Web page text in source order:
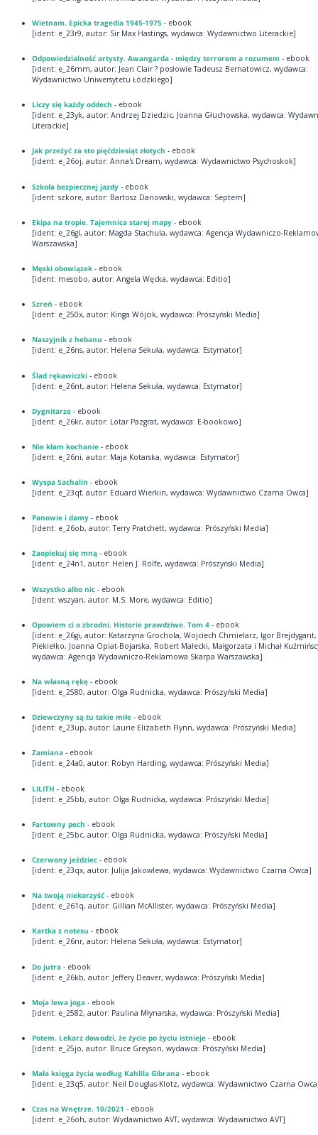
Wietnam. Epicka tragedia 1945-1975- ebook
[ident: e_23r9, autor: Sir Max Hastings, wydawca: Wydawnictwo Literackie]
Odpowiedzialność artysty. Awangarda - między terrorem a rozumem - ebook
[ident: e_26mm, autor: Jean Clair ? posłowie Tadeusz Bernatowicz, wydawca:
Wydawnictwo Uniwersytetu Łódzkiego]
Liczy się każdy oddech - ebook
[ident: e_23yk, autor: Andrzej Dziedzic, Joanna Głuchowska, wydawca:
Literackie]
Jak przeżyć za sto pięćdziesiąt złotych - ebook
[ident: e_26oj, autor: Anna's Dream, wydawca: Wydawnictwo Psychoskok]
Szkoła bezpiecznej jazdy- ebook
[ident: szkore, autor: Bartosz Danowski, wydawca: Septem]
Ekipa na tropie. Tajemnica starej mapy- ebook
[ident: e_26gl, autor: Magda Stachula, wydawca: Agencja Wydawniczo-
Warszawska]
Męski obowiązek- ebook
[ident: mesobo, autor: Angela Węcka, wydawca: Editio]
Szreń - ebook
[ident: e_250x, autor: Kinga Wójcik, wydawca: Prószyński Media]
Naszyjnik z hebanu - ebook
[ident: e_26ns, autor: Helena Sekuła, wydawca: Estymator]
Ślad rękawiczki- ebook
[ident: e_26nt, autor: Helena Sekuła, wydawca: Estymator]
Dygnitarze - ebook
[ident: e_26kr, autor: Lotar Pazgrat, wydawca: E-bookowo]
Nie kłam kochanie- ebook
[ident: e_26ni, autor: Maja Kotarska, wydawca: Estymator]
Wyspa Sachalin - ebook
[ident: e_23qf, autor: Eduard Wierkin, wydawca: Wydawnictwo Czarna Owca]
Panowie i damy- ebook
[ident: e_26ob, autor: Terry Pratchett, wydawca: Prószyński Media]
Zaopiekuj się mną- ebook
[ident: e_24n1, autor: Helen J. Rolfe, wydawca: Prószyński Media]
Wszystko albo nic- ebook
[ident: wszyan, autor: M.S. More, wydawca: Editio]
Opowiem ci o zbrodni. Historie prawdziwe. Tom 4- ebook
[ident: e_26gi, autor: Katarzyna Grochola, Wojciech Chmielarz, Igor Brejdygant,
Piekiełko, Joanna Opiat-Bojarska, Robert Małecki, Małgorzata i Michał
wydawca: Agencja Wydawniczo-Reklamowa Skarpa Warszawska]
Na własną rękę- ebook
[ident: e_2580, autor: Olga Rudnicka, wydawca: Prószyński Media]
Dziewczyny są tu takie miłe- ebook
[ident: e_23up, autor: Laurie Elizabeth Flynn, wydawca: Prószyński Media]
Zamiana - ebook
[ident: e_24a0, autor: Robyn Harding, wydawca: Prószyński Media]
LILITH - ebook
[ident: e_25bb, autor: Olga Rudnicka, wydawca: Prószyński Media]
Fartowny pech - ebook
[ident: e_25bc, autor: Olga Rudnicka, wydawca: Prószyński Media]
Czerwony jeździec- ebook
[ident: e_23qx, autor: Julija Jakowlewa, wydawca: Wydawnictwo Czarna Owca]
Na twoją niekorzyść- ebook
[ident: e_261q, autor: Gillian McAllister, wydawca: Prószyński Media]
Kartka z notesu - ebook
[ident: e_26nr, autor: Helena Sekuła, wydawca: Estymator]
Do jutra- ebook
[ident: e_26kb, autor: Jeffery Deaver, wydawca: Prószyński Media]
Moja lewa joga- ebook
[ident: e_2582, autor: Paulina Młynarska, wydawca: Prószyński Media]
Potem. Lekarz dowodzi, że życie po życiu istnieje- ebook
[ident: e_25jo, autor: Bruce Greyson, wydawca: Prószyński Media]
Mała księga życia według Kahlila Gibrana- ebook
[ident: e_23q5, autor: Neil Douglas-Klotz, wydawca: Wydawnictwo Czarna
Czas na Wnętrze. 10/2021 - ebook
[ident: e_26oh, autor: Wydawnictwo AVT, wydawca: Wydawnictwo AVT]